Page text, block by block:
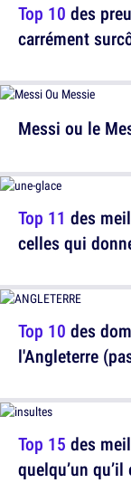
Top 10 des
carrément
Top 10 des
l'Angleterre
Messi ou le
Top 11 des
celles qui
Top 15 des
quelqu’un